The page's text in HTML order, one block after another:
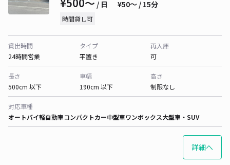
/ 日 ¥50〜 / 15分
時間貸し可
貸出時間
24時間営業
タイプ
平置き
再入庫
可
長さ
500cm 以下
車幅
190cm 以下
高さ
制限なし
対応車種
オートバイ軽自動車コンパクトカー中型車ワンボックス大型車・SUV
詳細へ